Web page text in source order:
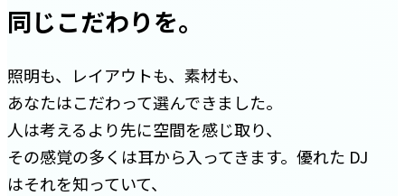
同じこだわりを。
照明も、レイアウトも、素材も、
あなたはこだわって選んできました。
人は考えるより先に空間を感じ取り、
その感覚の多くは耳から入ってきます。優れた DJ
はそれを知っていて、